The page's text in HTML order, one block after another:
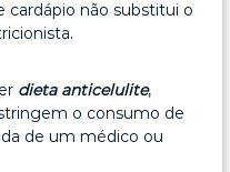
cardápio não substitui o
dieta anticelulite,
o consumo de
de um médico ou